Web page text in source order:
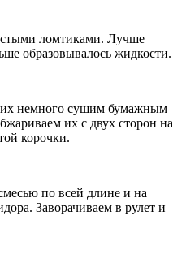
ломтиками. Лучше
образовывалось жидкости.
их немного сушим бумажным
их с двух сторон на
корочки.
по всей длине и на
Заворачиваем в рулет и